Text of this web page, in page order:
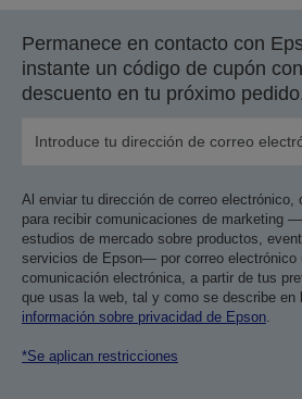
Permanece en contacto con
instante un código de cupón
descuento en tu próximo
Al enviar tu dirección de correo electrónico,
para recibir comunicaciones de marketing
estudios de mercado sobre productos,
servicios de Epson— por correo electrónico
comunicación electrónica, a partir de tus
que usas la web, tal y como se describe en
información sobre privacidad de Epson.
*Se aplican restricciones